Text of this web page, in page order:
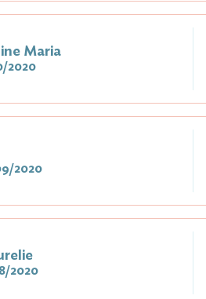
Maria
2020
2020
2020